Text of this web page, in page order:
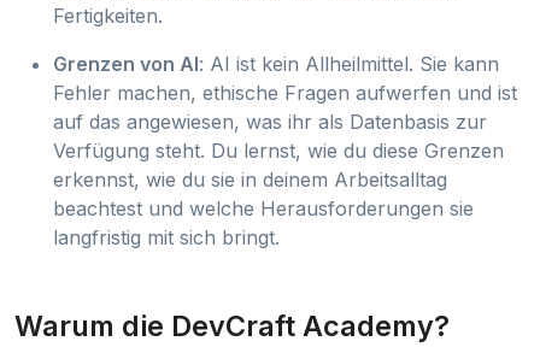
Fertigkeiten.
Grenzen von AI: AI ist kein Allheilmittel. Sie kann
Fehler machen, ethische Fragen aufwerfen und ist
auf das angewiesen, was ihr als Datenbasis zur
Verfügung steht. Du lernst, wie du diese Grenzen
erkennst, wie du sie in deinem Arbeitsalltag
beachtest und welche Herausforderungen sie
langfristig mit sich bringt.
Warum die DevCraft Academy?